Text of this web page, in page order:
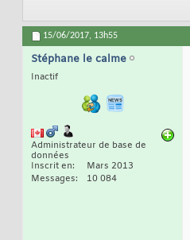
15/06/2017, 13h55
Stéphane le calme
Inactif
Administrateur de base de
données
Inscrit en
Mars 2013
Messages
10 084